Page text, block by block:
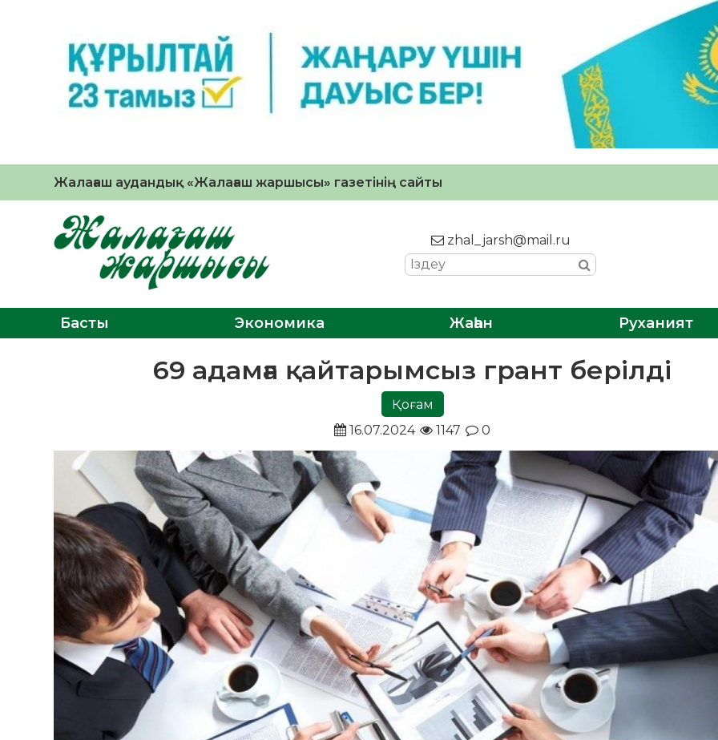
Жалағаш аудандық «Жалағаш жаршысы» газетінің сайты
zhal_jarsh@mail.ru
Басты Экономика Жаһан Руханият
69 адамға қайтарымсыз грант берілді
Қоғам
16.07.2024
1147 0